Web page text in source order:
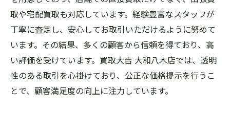
取や宅配買取も対応しています。経験豊富なスタッフが
丁寧に査定し、安心してお取引いただけるように努めて
います。その結果、多くの顧客から信頼を得ており、高
い評価を受けています。買取大吉 大和八木店では、透明
性のある取引を心掛けており、公正な価格提示を行うこ
とで、顧客満足度の向上に注力しています。